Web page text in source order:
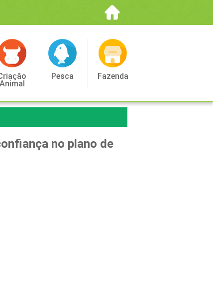
Animal
Pesca Fazenda
no plano de